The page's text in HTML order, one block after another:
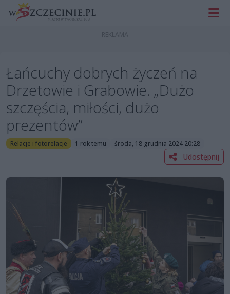
Łańcuchy dobrych życzeń na
Drzetowie i Grabowie. „Dużo
szczęścia, miłości, dużo
prezentów”
Relacje i fotorelacje 1 rok temu środa, 18 grudnia 2024 20:28
Udostępnij